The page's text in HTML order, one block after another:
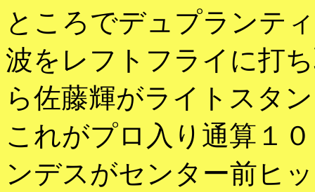
ところでデュプランテ
波をレフトフライに打
ら佐藤輝がライトスタ
これがプロ入り通算１
ンデスがセンター前ヒ